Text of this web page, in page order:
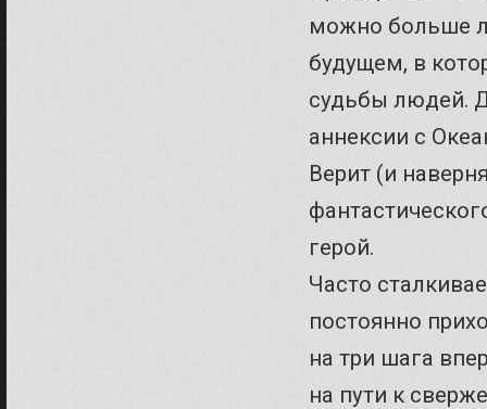
можно больше
будущем, в
судьбы людей.
аннексии с
Верит (и
герой.
Часто
постоянно
на три шага
на пути к